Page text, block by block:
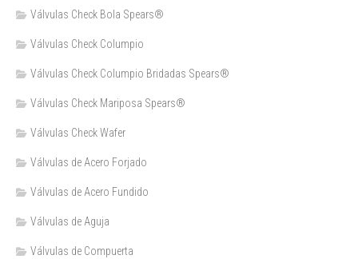
Válvulas Check Bola Spears®
Válvulas Check Columpio
Válvulas Check Columpio Bridadas Spears®
Válvulas Check Mariposa Spears®
Válvulas Check Wafer
Válvulas de Acero Forjado
Válvulas de Acero Fundido
Válvulas de Aguja
Válvulas de Compuerta